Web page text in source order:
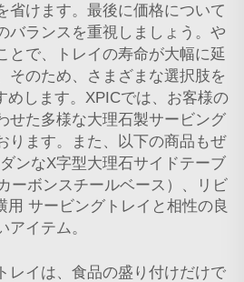
省けます。最後に価格について
バランスを重視しましょう。や
とで、トレイの寿命が大幅に延
そのため、さまざまな選択肢を
めします。XPICでは、お客様の
せた多様な大理石製サービング
ります。また、以下の商品もぜ
ンなX字型大理石サイドテーブ
ーボンスチールベース）、リビ
用 サービングトレイと相性の良
アイテム。
レイは、食品の盛り付けだけで